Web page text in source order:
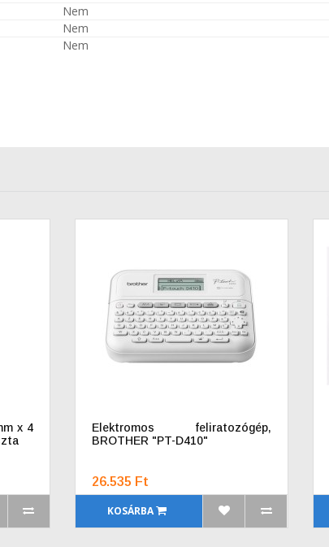
Nem
Nem
Nem
x 4
Elektromos feliratozógép,
BROTHER "PT-D410"
26.535 Ft
KOSÁRBA